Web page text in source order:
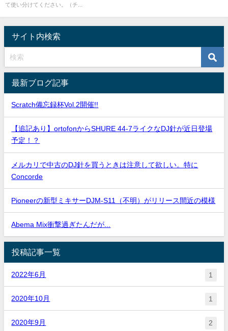
て使い分けてください。（チ...
サイト内検索
最新ブログ記事
Scratch備忘録杯Vol.2開催!!
【追記あり】ortofonからSHURE 44-7ライクなDJ針が近日登場
予定！？
メルカリで中古のDJ針を買うときは注意して欲しい。特に
Concorde
Pioneerの新型ミキサーDJM-S11（不明）がリリース間近の模様
Abema Mix衝撃過ぎたんだが...
投稿記事一覧
2022年6月 1
2020年10月 1
2020年9月 2